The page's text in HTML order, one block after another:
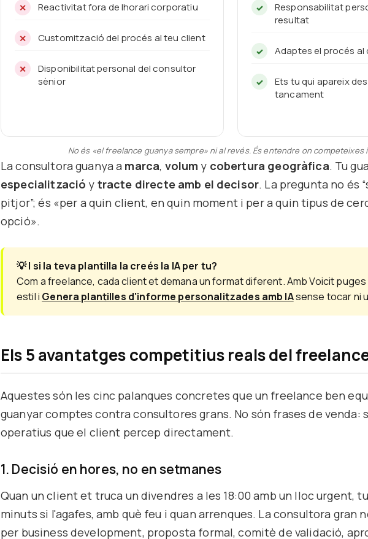
Reactivitat fora de lhorari corporatiu
Customització del procés al teu client
Disponibilitat personal del consultor
sènior
Responsabilitat
resultat
Adaptes el procés al
Ets tu qui apareix
tancament
No és «el freelance guanya sempre» ni al revés. És entendre on competeixes
La consultora guanya a marca, volum y cobertura geogràfica. Tu
especialització y tracte directe amb el decisor. La pregunta no és
pitjor”; és «per a quin client, en quin moment i per a quin tipus de
opció».
💡 I si la teva plantilla la creés la IA per tu?
Com a freelance, cada client et demana un format diferent. Amb Voicit puges
estil i Genera plantilles d'informe personalitzades amb IAsense tocar ni
Els 5 avantatges competitius reals del
Aquestes són les cinc palanques concretes que un freelance ben
guanyar comptes contra consultores grans. No són frases de venda:
operatius que el client percep directament.
1. Decisió en hores, no en setmanes
Quan un client et truca un divendres a les 18:00 amb un lloc urgent,
minuts si l'agafes, amb què feu i quan arrenques. La consultora gran
per business development, proposta formal, comitè de validació,